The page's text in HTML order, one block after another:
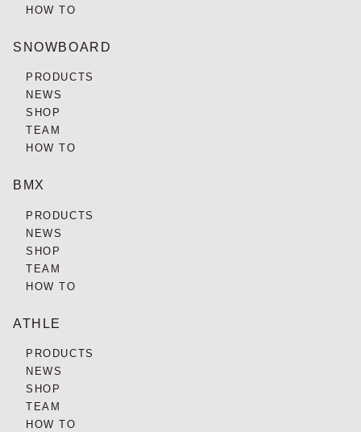
HOW TO
SNOWBOARD
PRODUCTS
NEWS
SHOP
TEAM
HOW TO
BMX
PRODUCTS
NEWS
SHOP
TEAM
HOW TO
ATHLE
PRODUCTS
NEWS
SHOP
TEAM
HOW TO